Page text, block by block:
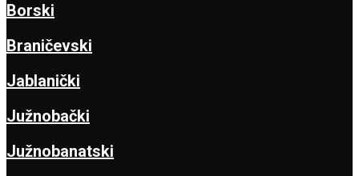
Borski
Braničevski
Jablanički
Južnobački
Južnobanatski